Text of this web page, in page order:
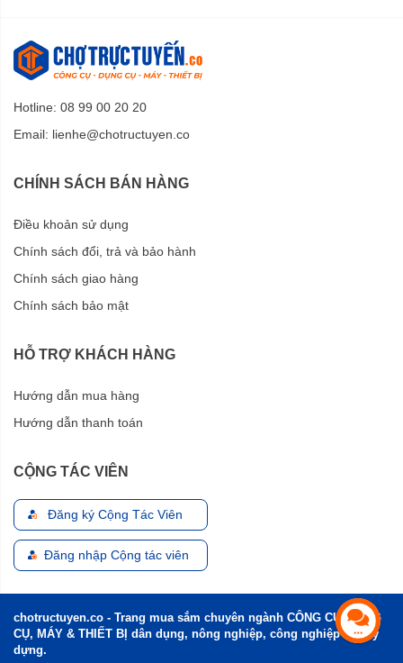
Hotline: 08 99 00 20 20
Email: lienhe@chotructuyen.co
CHÍNH SÁCH BÁN HÀNG
Điều khoản sử dụng
Chính sách đổi, trả và bảo hành
Chính sách giao hàng
Chính sách bảo mật
HỖ TRỢ KHÁCH HÀNG
Hướng dẫn mua hàng
Hướng dẫn thanh toán
CỘNG TÁC VIÊN
Đăng ký Cộng Tác Viên
Đăng nhập Cộng tác viên
chotructuyen.co - Trang mua sắm chuyên ngành CÔNG CỤ, DỤNG
CỤ, MÁY & THIẾT BỊ dân dụng, nông nghiệp, công nghiệp và xây
dựng.